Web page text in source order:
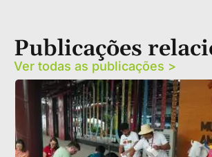
Publicações
Ver todas as publicações >